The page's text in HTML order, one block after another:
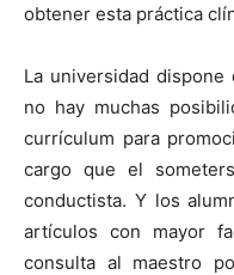
obtener esta práctica
La universidad
no hay muchas
currículum para
cargo que el
conductista. Y los
artículos con mayor
consulta al maestro